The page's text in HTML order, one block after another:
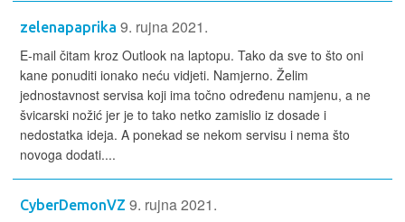
zelenapaprika 9. rujna 2021.
E-mail čitam kroz Outlook na laptopu. Tako da sve to što oni
kane ponuditi ionako neću vidjeti. Namjerno. Želim
jednostavnost servisa koji ima točno određenu namjenu, a ne
švicarski nožić jer je to tako netko zamislio iz dosade i
nedostatka ideja. A ponekad se nekom servisu i nema što
novoga dodati....
CyberDemonVZ 9. rujna 2021.